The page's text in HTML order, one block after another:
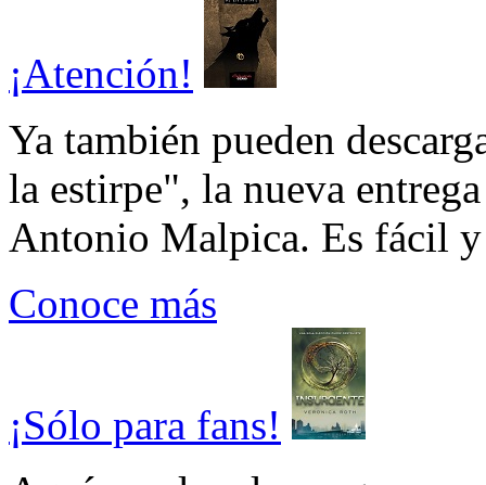
¡Atención!
Ya también pueden
la estirpe", la nueva
Antonio Malpica. Es fácil
Conoce más
¡Sólo para fans!